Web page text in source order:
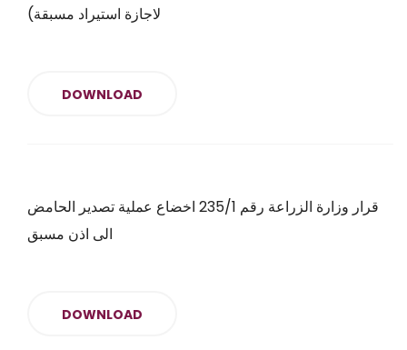
لاجازة استيراد مسبقة)
DOWNLOAD
قرار وزارة الزراعة رقم 235/1 اخضاع عملية تصدير الحامض
الى اذن مسبق
DOWNLOAD